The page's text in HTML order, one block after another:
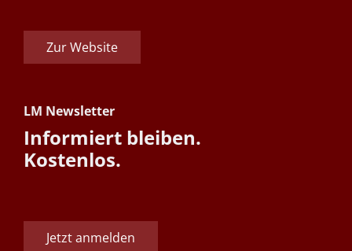
Zur Website
LM Newsletter
Informiert bleiben.
Kostenlos.
Jetzt anmelden